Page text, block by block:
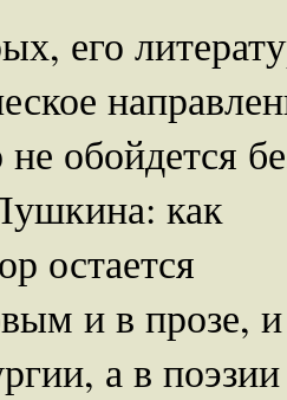
его
не обойдется
как
остается
и в прозе,
а в